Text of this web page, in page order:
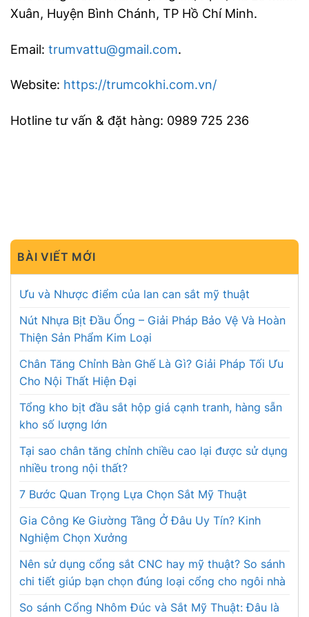
Xuân, Huyện Bình Chánh, TP Hồ Chí Minh.
Email: trumvattu@gmail.com.
Website: https://trumcokhi.com.vn/
Hotline tư vấn & đặt hàng: 0989 725 236
BÀI VIẾT MỚI
Ưu và Nhược điểm của lan can sắt mỹ thuật
Nút Nhựa Bịt Đầu Ống – Giải Pháp Bảo Vệ Và Hoàn
Thiện Sản Phẩm Kim Loại
Chân Tăng Chỉnh Bàn Ghế Là Gì? Giải Pháp Tối Ưu
Cho Nội Thất Hiện Đại
Tổng kho bịt đầu sắt hộp giá cạnh tranh, hàng sẵn
kho số lượng lớn
Tại sao chân tăng chỉnh chiều cao lại được sử dụng
nhiều trong nội thất?
7 Bước Quan Trọng Lựa Chọn Sắt Mỹ Thuật
Gia Công Ke Giường Tầng Ở Đâu Uy Tín? Kinh
Nghiệm Chọn Xưởng
Nên sử dụng cổng sắt CNC hay mỹ thuật? So sánh
chi tiết giúp bạn chọn đúng loại cổng cho ngôi nhà
So sánh Cổng Nhôm Đúc và Sắt Mỹ Thuật: Đâu là